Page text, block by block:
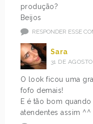
produção?
Beijos
RESPONDER ESSE
Sara
31 DE
O look ficou uma
fofo demais!
E é tão bom
atendentes assim ^^